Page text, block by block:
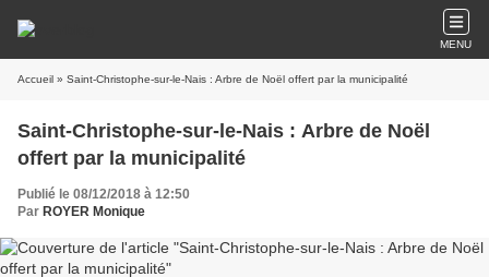
MENU
Accueil » Saint-Christophe-sur-le-Nais : Arbre de Noël offert par la municipalité
Saint-Christophe-sur-le-Nais : Arbre de Noël
offert par la municipalité
Publié le 08/12/2018 à 12:50
Par ROYER Monique